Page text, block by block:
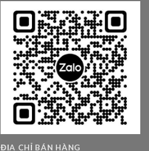
ĐỊA CHỈ BÁN HÀNG